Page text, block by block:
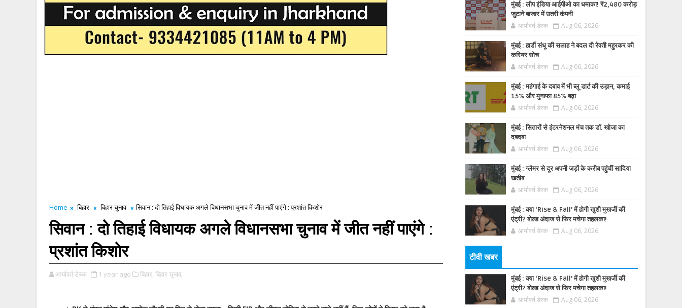
Home बिहार बिहार चुनाव सिवान : दो तिहाई विधायक अगले विधानसभा चुनाव में जीत नहीं पाएंगे : प्रशांत किशोर
सिवान : दो तिहाई विधायक अगले विधानसभा चुनाव में जीत नहीं पाएंगे :
प्रशांत किशोर
आर्यावर्त डेस्क 1 year ago बिहार, बिहार चुनाव,
मुंबई : लीप इंडिया आईपीओ का धमाका! ₹2,480 करोड़
जुटाने बाजार में उतरी कंपनी
आर्यावर्त डेस्क Aug 06, 2026
मुंबई : हार्डी संधू की सलाह ने बदल दी रेवती महुरकर की
करियर सोच
आर्यावर्त डेस्क Aug 06, 2026
मुंबई : महंगाई के दबाव में भी ब्लू डार्ट की उड़ान, कमाई
15% और मुनाफा 85% बढ़ा
आर्यावर्त डेस्क Aug 06, 2026
मुंबई : सितारों से इंटरनेशनल मंच तक डॉ. खोजा का
दबदबा
आर्यावर्त डेस्क Aug 06, 2026
मुंबई : ग्लैमर से दूर अपनी जड़ों के करीब पहुंचीं सादिया
खतीब
आर्यावर्त डेस्क Aug 06, 2026
मुंबई : क्या ‘Rise & Fall’ में होगी खुशी मुखर्जी की
एंट्री? बोल्ड अंदाज से फिर मचेगा तहलका!
आर्यावर्त डेस्क Aug 06, 2026
टीवी खबर
मुंबई : क्या ‘Rise & Fall’ में होगी खुशी मुखर्जी की
एंट्री? बोल्ड अंदाज से फिर मचेगा तहलका!
आर्यावर्त डेस्क Aug 06, 2026